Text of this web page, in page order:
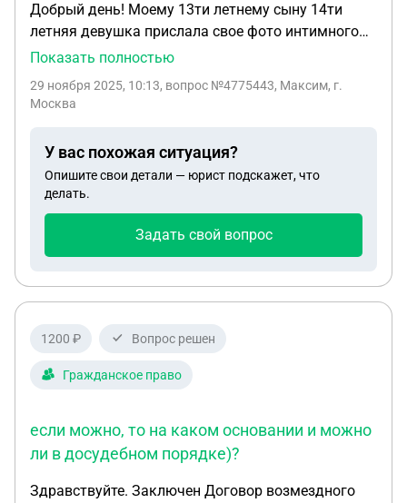
Добрый день! Моему 13ти летнему сыну 14ти
летняя девушка прислала свое фото интимного
характера. Он это фото переслал третьему лицу.
Меняют 137 ст. Ук. Какая может быть
Показать полностью
29 ноября 2025, 10:13, вопрос №4775443, Максим, г.
Москва
У вас похожая ситуация?
Опишите свои детали — юрист подскажет, что
делать.
Задать свой вопрос
1200 ₽ Вопрос решен
Гражданское право
если можно, то на каком основании и можно
ли в досудебном порядке)?
Здравствуйте. Заключен Договор возмездного